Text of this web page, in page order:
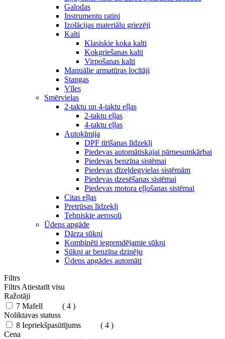
Galodas
Instrumentu ratiņi
Izolācijas materiālu griezēji
Kalti
Klasiskie koka kalti
Kokgriešanas kalti
Virpošanas kalti
Manuālie armatūras locītāji
Stangas
Vīles
Smērvielas
2-taktu un 4-taktu eļļas
2-taktu eļļas
4-taktu eļļas
Autoķīmija
DPF tīrīšanas līdzekļi
Piedevas automātiskajai pārnesumkārbai
Piedevas benzīna sistēmai
Piedevas dīzeļdegvielas sistēmām
Piedevas dzesēšanas sistēmai
Piedevas motora eļļošanas sistēmai
Citas eļļas
Pretrūsas līdzekļi
Tehniskie aerosoli
Ūdens apgāde
Dārza sūkņi
Kombinēti iegremdējamie sūkņi
Sūkņi ar benzīna dzinēju
Ūdens apgādes automāti
Filtrs
Filtrs Atiestatīt visu
Ražotāji
7 Mafell
( 4 )
Noliktavas statuss
8 Iepriekšpasūtījums
( 4 )
Cena